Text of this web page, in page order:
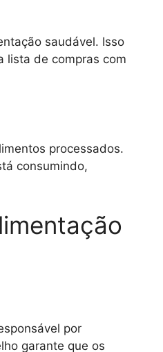
saudável. Isso
lista de compras com
processados.
consumindo,
por
garante que os